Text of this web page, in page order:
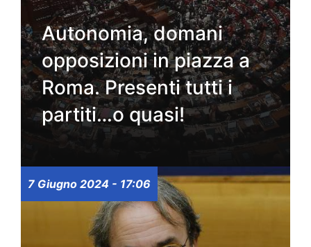
Autonomia, domani
opposizioni in piazza a
Roma. Presenti tutti i
partiti…o quasi!
7 Giugno 2024 - 17:06